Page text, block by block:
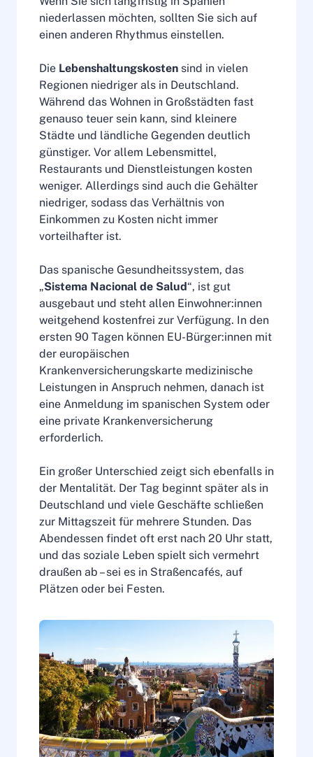
niederlassen möchten, sollten Sie sich auf
einen anderen Rhythmus einstellen.
Die Lebenshaltungskosten sind in vielen
Regionen niedriger als in Deutschland.
Während das Wohnen in Großstädten fast
genauso teuer sein kann, sind kleinere
Städte und ländliche Gegenden deutlich
günstiger. Vor allem Lebensmittel,
Restaurants und Dienstleistungen kosten
weniger. Allerdings sind auch die Gehälter
niedriger, sodass das Verhältnis von
Einkommen zu Kosten nicht immer
vorteilhafter ist.
Das spanische Gesundheitssystem, das
„Sistema Nacional de Salud“, ist gut
ausgebaut und steht allen Einwohner:innen
weitgehend kostenfrei zur Verfügung. In den
ersten 90 Tagen können EU-Bürger:innen mit
der europäischen
Krankenversicherungskarte medizinische
Leistungen in Anspruch nehmen, danach ist
eine Anmeldung im spanischen System oder
eine private Krankenversicherung
erforderlich.
Ein großer Unterschied zeigt sich ebenfalls in
der Mentalität. Der Tag beginnt später als in
Deutschland und viele Geschäfte schließen
zur Mittagszeit für mehrere Stunden. Das
Abendessen findet oft erst nach 20 Uhr statt,
und das soziale Leben spielt sich vermehrt
draußen ab – sei es in Straßencafés, auf
Plätzen oder bei Festen.